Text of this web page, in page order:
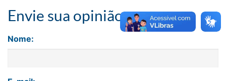
Envie sua opinião
Nome: